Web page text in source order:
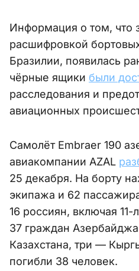
Информация о том, что
расшифровкой
Бразилии, появилась
чёрные ящики были
расследования и
авиационных
Самолёт Embraer 190
авиакомпании AZAL
25 декабря. На борту
экипажа и 62
16 россиян, включая
37 граждан
Казахстана, три —
погибли 38 человек.